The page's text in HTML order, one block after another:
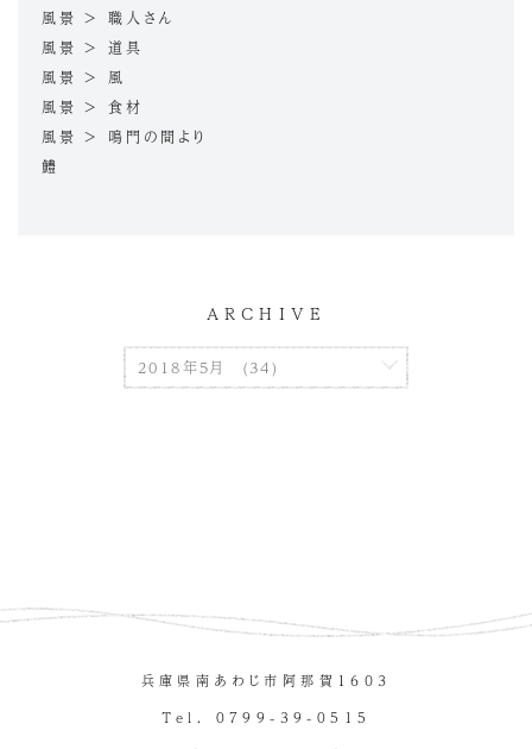
風景 > 職人さん
風景 > 道具
風景 > 風
風景 > 食材
風景 > 鳴門の間より
鱧
ARCHIVE
兵庫県南あわじ市阿那賀１６０３
Tel. 0799-39-0515